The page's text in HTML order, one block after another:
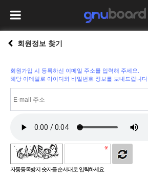
회원정보 찾기
회원가입 시 등록하신 이메일 주소를 입력해 주세요.
해당 이메일로 아이디와 비밀번호 정보를 보내드립니다.
자동등록방지 숫자를 순서대로 입력하세요.